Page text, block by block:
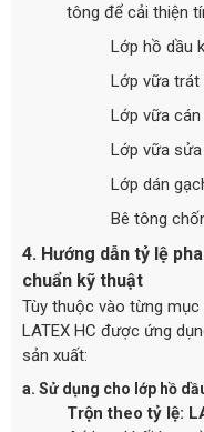
tông để cải thiện
Lớp hồ dầu
Lớp vữa trát
Lớp vữa
Lớp vữa
Lớp dán
Bê tông
4. Hướng dẫn tỷ lệ
chuẩn kỹ thuật
Tùy thuộc vào từng
LATEX HC được ứng
sản xuất:
a. Sử dụng cho lớp hồ
Trộn theo tỷ lệ: